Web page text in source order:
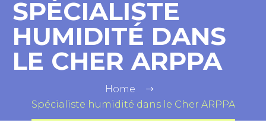
SPÉCIALISTE
HUMIDITÉ DANS
LE CHER ARPPA
Home
Spécialiste humidité dans le Cher ARPPA